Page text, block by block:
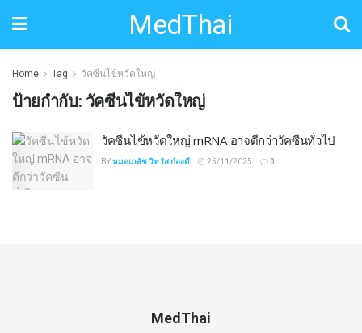
MedThai
Home Tag วัคซีนไข้หวัดใหญ่
ป้ายกำกับ: วัคซีนไข้หวัดใหญ่
วัคซีนไข้หวัดใหญ่ mRNA อาจดีกว่าวัคซีนทั่วไป
BYหมอเภสัช วิทวัส ก๋องดี 25/11/2025 0
MedThai